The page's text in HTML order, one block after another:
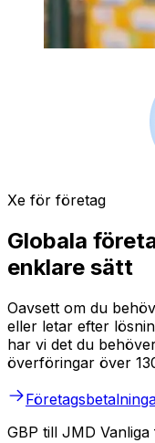
Xe för företag
Globala
enklare sätt
Oavsett om du
eller letar efter
har vi det du
överföringar över
GBP till JMD